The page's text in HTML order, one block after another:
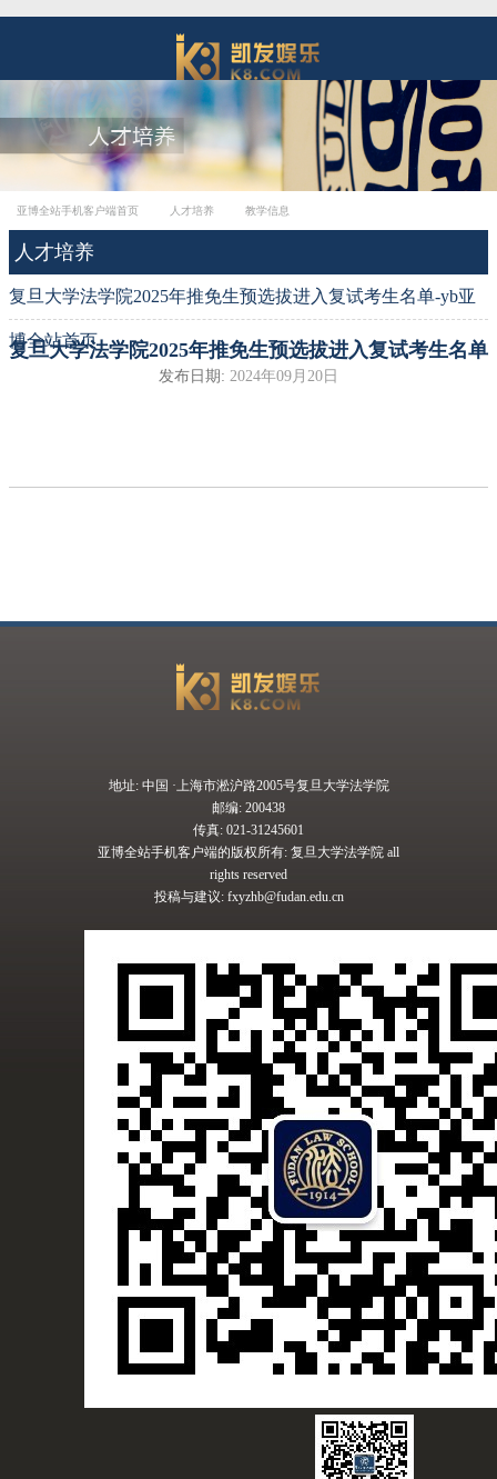
亚博全站手机客户端首页 人才培养 教学信息
人才培养
复旦大学法学院2025年推免生预选拔进入复试考生名单-yb亚
博全站首页
复旦大学法学院2025年推免生预选拔进入复试考生名单
发布日期: 2024年09月20日
地址: 中国 ·上海市淞沪路2005号复旦大学法学院
邮编: 200438
传真: 021-31245601
亚博全站手机客户端的版权所有: 复旦大学法学院 all
rights reserved
投稿与建议: fxyzhb@fudan.edu.cn